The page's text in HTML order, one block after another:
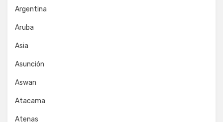
Argentina
Aruba
Asia
Asunción
Aswan
Atacama
Atenas